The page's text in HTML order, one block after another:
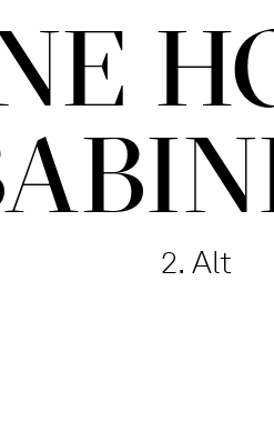
2. Alt